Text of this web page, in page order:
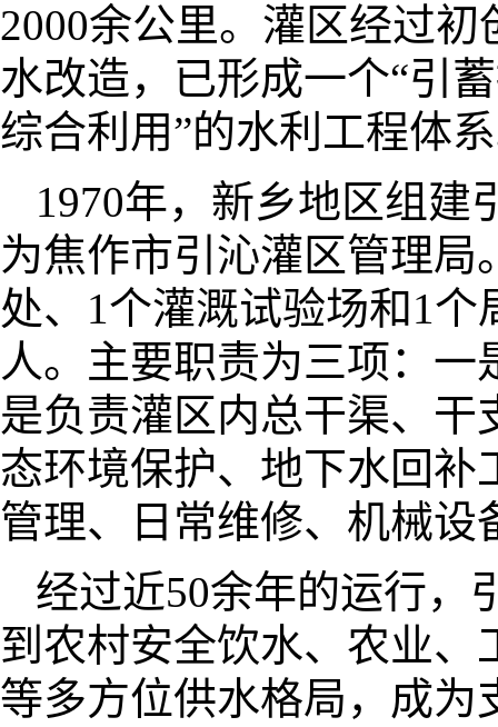
2000余公里。灌区经过
水改造，已形成一个“引
综合利用”的水利工程体
1970年，新乡地区组建
为焦作市引沁灌区管理局
处、1个灌溉试验场和1
人。主要职责为三项：
是负责灌区内总干渠、
态环境保护、地下水回
管理、日常维修、机械设
经过近50余年的运行，
到农村安全饮水、农业
等多方位供水格局，成为